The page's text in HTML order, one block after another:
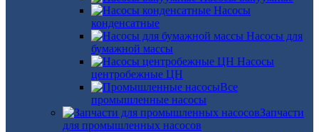
Насосы
конденсатные
Насосы для
бумажной массы
Насосы
центробежные ЦН
Все
промышленные насосы
Запчасти
для промышленных насосов